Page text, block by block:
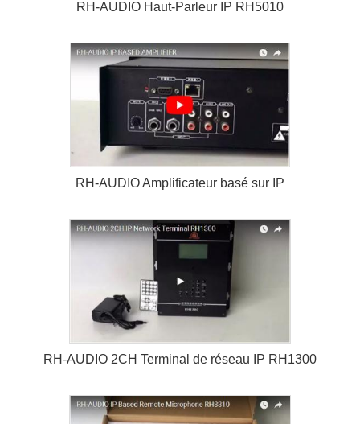
RH-AUDIO Haut-Parleur IP RH5010
RH-AUDIO Amplificateur basé sur IP
RH-AUDIO 2CH Terminal de réseau IP RH1300